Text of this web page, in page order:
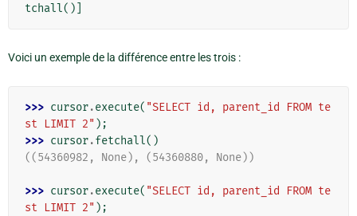
tchall()]
Voici un exemple de la différence entre les trois :
>>> cursor.execute( "SELECT id, parent_id FROM te
st LIMIT 2" );
>>> cursor.fetchall()
((54360982, None), (54360880, None))
>>> cursor.execute( "SELECT id, parent_id FROM te
st LIMIT 2" );